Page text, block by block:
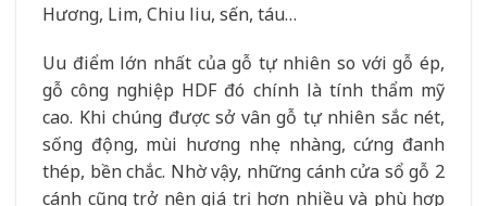
Hương, Lim, Chiu liu, sến, táu…
Uu điểm lớn nhất của gỗ tự nhiên so với gỗ ép,
gỗ công nghiệp HDF đó chính là tính thẩm mỹ
cao. Khi chúng được sở vân gỗ tự nhiên sắc nét,
sống động, mùi hương nhẹ nhàng, cứng đanh
thép, bền chắc. Nhờ vậy, những cánh cửa sổ gỗ 2
cánh cũng trở nên giá trị hơn nhiều và phù hợp